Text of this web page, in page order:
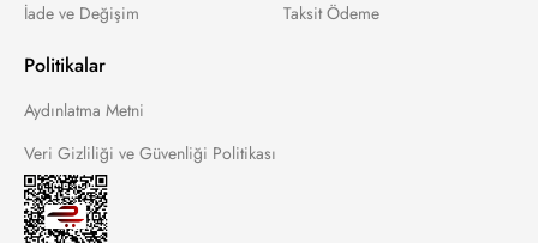
İade ve Değişim
Taksit Ödeme
Politikalar
Aydınlatma Metni
Veri Gizliliği ve Güvenliği Politikası